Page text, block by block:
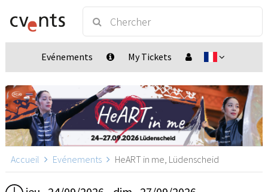
Evénements My Tickets
Accueil Evénements HeART in me, Lüdenscheid